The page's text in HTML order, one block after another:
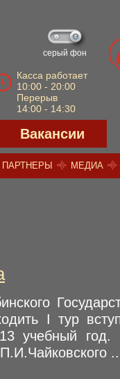
серый фон
Касса работает
10:00 - 20:00
Перерыв
14:00 - 14:30
Вакансии
ПАРТНЕРЫ МЕДИА
I тур
учебный